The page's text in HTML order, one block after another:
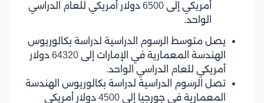
أمريكي إلى 6500 دولار أمريكي للعام الدراسي
الواحد.
يصل متوسط الرسوم الدراسية لدراسة بكالوريوس
الهندسة المعمارية في الإمارات إلى 64320 دولار
أمريكي للعام الدراسي الواحد.
تصل الرسوم الدراسية لدراسة بكالوريوس الهندسة
المعمارية في جورجيا إلى 4500 دولار أمريكي